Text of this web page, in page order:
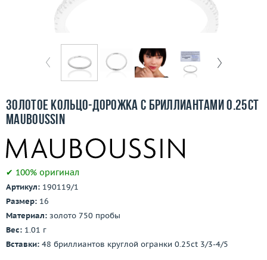
Бесплатная доставка
О компании
Контакты
3D-тур по шоуруму
Золотое кольцо-дорожка с бриллиантами 0.25ct
Mauboussin
✔ 100% оригинал
Артикул: 190119/1
Размер: 16
Материал: золото 750 пробы
Вес: 1.01 г
Вставки: 48 бриллиантов круглой огранки 0.25ct 3/3-4/5